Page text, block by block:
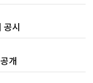
공시
개